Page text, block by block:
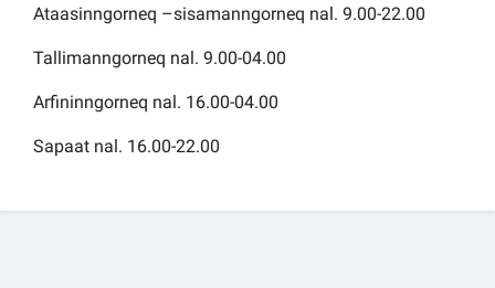
Ataasinngorneq –sisamanngorneq nal. 9.00-22.00
Tallimanngorneq nal. 9.00-04.00
Arfininngorneq nal. 16.00-04.00
Sapaat nal. 16.00-22.00